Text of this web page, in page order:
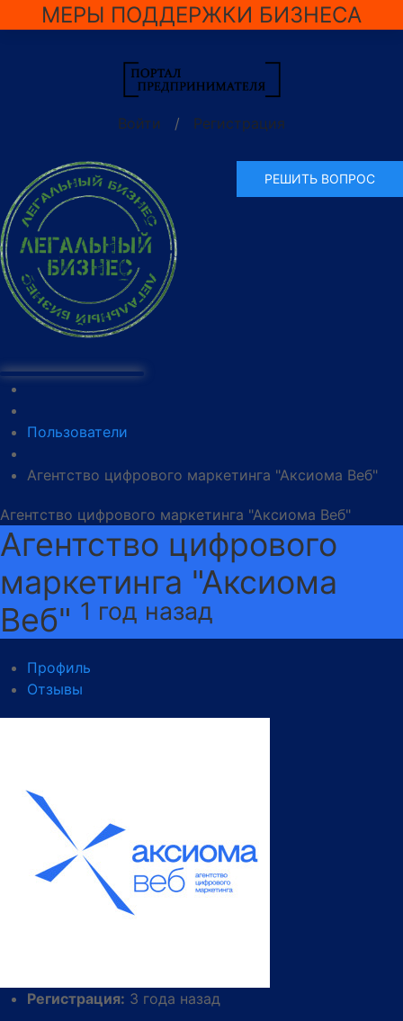
МЕРЫ ПОДДЕРЖКИ БИЗНЕСА
Войти / Регистрация
РЕШИТЬ ВОПРОС
Пользователи
Агентство цифрового маркетинга "Аксиома Веб"
Агентство цифрового маркетинга "Аксиома Веб"
Агентство цифрового
маркетинга "Аксиома
Веб" 1 год назад
Профиль
Отзывы
Регистрация: 3 года назад